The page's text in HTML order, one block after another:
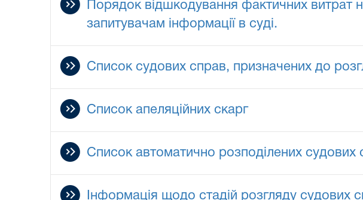
Порядок відшкодування фактичних витрат
запитувачам інформації в суді.
Список судових справ, призначених до
Список апеляційних скарг
Список автоматично розподілених судових
Інформація щодо стадій розгляду судових